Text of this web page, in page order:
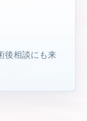
後相談にも来